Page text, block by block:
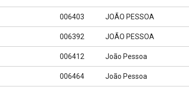
006403 JOÃO PESSOA
006392 JOÃO PESSOA
006412 João Pessoa
006464 João Pessoa